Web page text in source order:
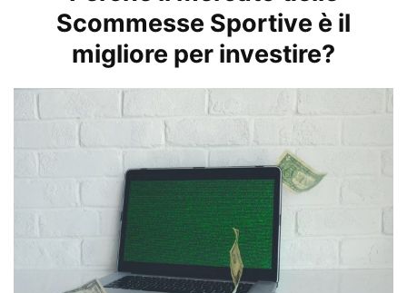
Scommesse Sportive è il
migliore per investire?